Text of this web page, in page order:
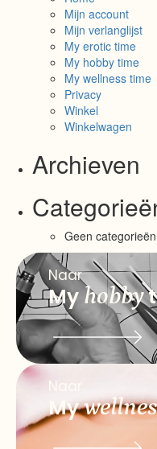
Mijn account
Mijn verlanglijst
My erotic time
My hobby time
My wellness time
Privacy
Winkel
Winkelwagen
Archieven
Geen categorieën
Naar
Myhobby
Naar
My